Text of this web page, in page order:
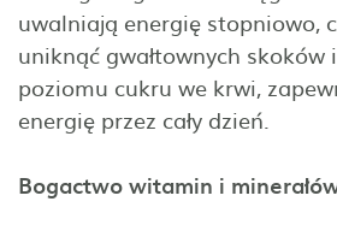
uwalniają energię stopniowo,
uniknąć gwałtownych skoków
poziomu cukru we krwi,
energię przez cały dzień.
Bogactwo witamin i